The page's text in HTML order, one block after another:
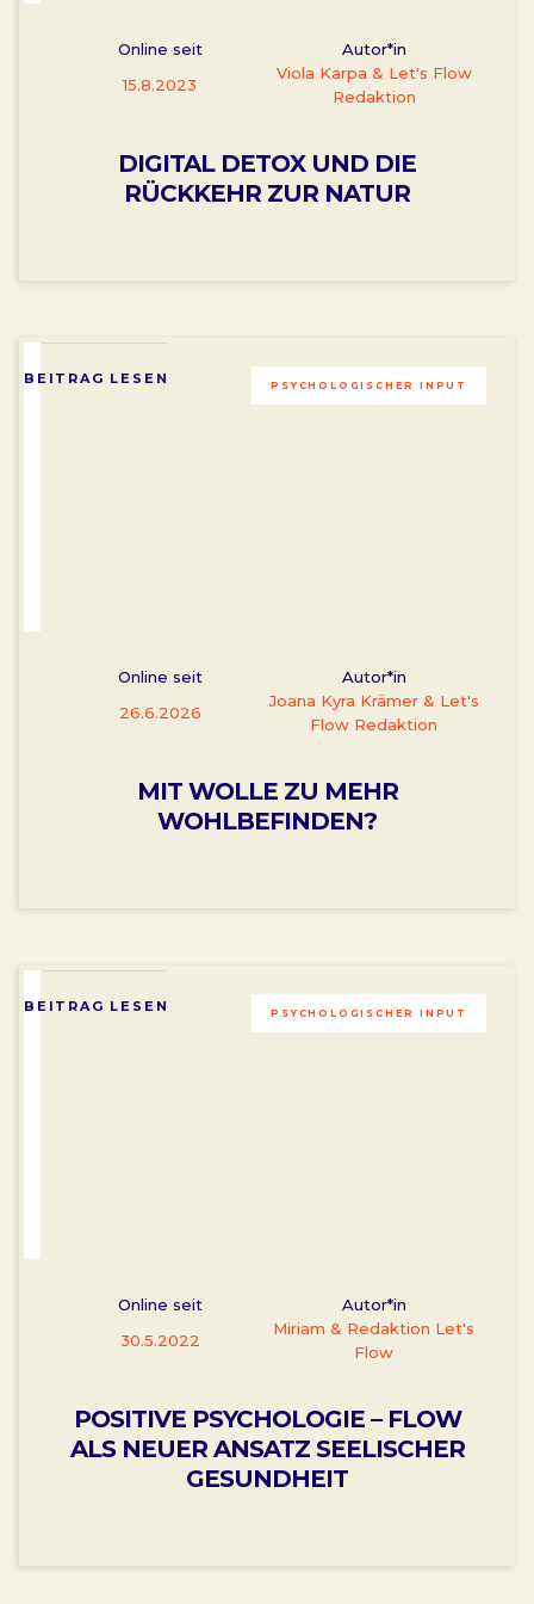
Online seit
15.8.2023
Autor*in
Viola Karpa & Let's Flow
Redaktion
DIGITAL DETOX UND DIE
RÜCKKEHR ZUR NATUR
PSYCHOLOGISCHER INPUT
Online seit
26.6.2026
Autor*in
Joana Kyra Krämer & Let's
Flow Redaktion
MIT WOLLE ZU MEHR
WOHLBEFINDEN?
BEITRAG LESEN
PSYCHOLOGISCHER INPUT
Online seit
30.5.2022
Autor*in
Miriam & Redaktion Let's
Flow
POSITIVE PSYCHOLOGIE – FLOW
ALS NEUER ANSATZ SEELISCHER
GESUNDHEIT
BEITRAG LESEN